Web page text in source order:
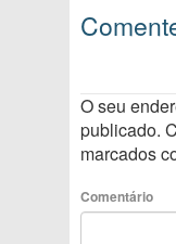
O seu
publicado.
marcados
Comentário